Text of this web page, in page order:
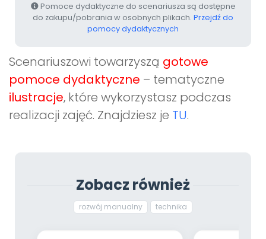
Pomoce dydaktyczne do scenariusza są dostępne
do zakupu/pobrania w osobnych plikach. Przejdź do
pomocy dydaktycznych
Scenariuszowi towarzyszą gotowe
pomoce dydaktyczne – tematyczne
ilustracje, które wykorzystasz podczas
realizacji zajęć. Znajdziesz je TU.
Zobacz również
rozwój manualny technika